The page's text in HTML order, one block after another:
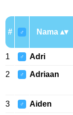
# ♂ Nama
1 ♂ Adri
2 ♂ Adriaan
3 ♂ Aiden